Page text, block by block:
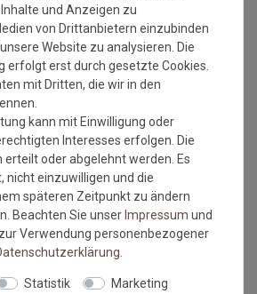
cm
/Stück
Fusmatte Salonloewe Taupe
30x100 cm
Grundpreis:29,95 €/Stück
Versandkostenfrei*
NEU
und Anzeigen zu
von Drittanbietern einzubinden
Website zu analysieren. Die
erfolgt erst durch gesetzte Cookies.
mit Dritten, die wir in den
kann mit Einwilligung oder
Interesses erfolgen. Die
oder abgelehnt werden. Es
nicht einzuwilligen und die
späteren Zeitpunkt zu ändern
Beachten Sie unserImpressum und
Verwendung personenbezogener
Statistik Marketing